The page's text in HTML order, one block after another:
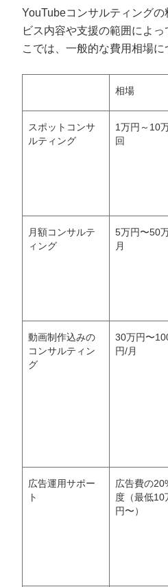
YouTubeコンサルティング
ビス内容や支援の範囲によ
こでは、一般的な費用相場に
相場
スポットコンサ
ルティング
1万円～10
回
月額コンサルテ
ィング
5万円〜50
月
動画制作込みの
コンサルティン
グ
30万円〜
円/月
広告運用サポー
ト
広告費の
度（最低10
円〜）